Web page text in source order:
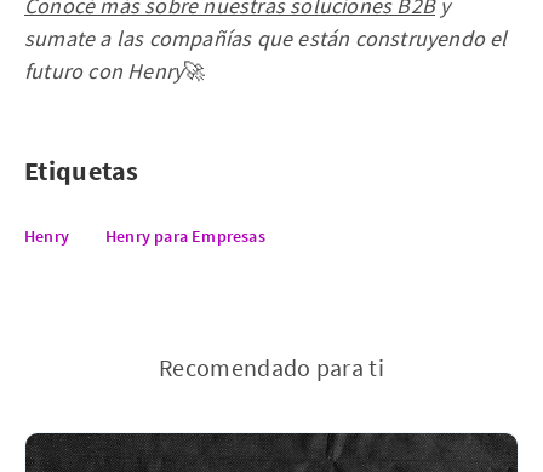
sumate a las compañías que están construyendo el
futuro con Henry🚀
Etiquetas
Henry Henry para Empresas
Recomendado para ti